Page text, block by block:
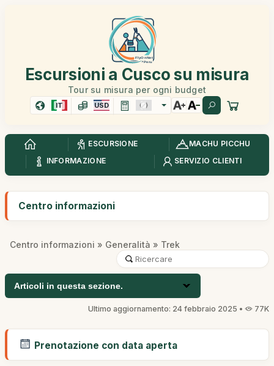
Escursioni a Cusco su misura
Tour su misura per ogni budget
IT USD
ESCURSIONE
MACHU PICCHU
INFORMAZIONE
SERVIZIO CLIENTI
Centro informazioni
Centro informazioni » Generalità » Trek
Articoli in questa sezione.
Ultimo aggiornamento: 24 febbraio 2025 • 77K
Prenotazione con data aperta